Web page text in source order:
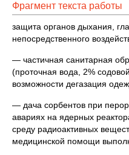
Фрагмент текста работы
защита органов дыхания,
непосредственного
— частичная санитарная
(проточная вода, 2%
возможности дегазация
— дача сорбентов при
авариях на ядерных
среду радиоактивных
медицинской помощи